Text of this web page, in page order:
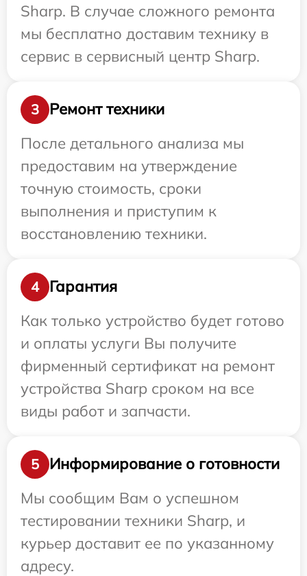
Sharp. В случае сложного ремонта
мы бесплатно доставим технику в
сервис в сервисный центр Sharp.
3
Ремонт техники
После детального анализа мы
предоставим на утверждение
точную стоимость, сроки
выполнения и приступим к
восстановлению техники.
4
Гарантия
Как только устройство будет готово
и оплаты услуги Вы получите
фирменный сертификат на ремонт
устройства Sharp сроком на все
виды работ и запчасти.
5
Информирование о готовности
Мы сообщим Вам о успешном
тестировании техники Sharp, и
курьер доставит ее по указанному
адресу.